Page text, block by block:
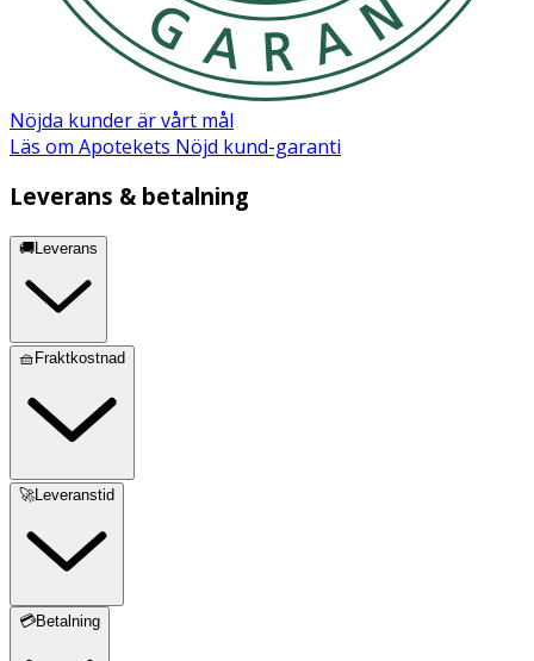
Nöjda kunder är vårt mål
Läs om Apotekets Nöjd kund-garanti
Leverans & betalning
🚚Leverans
🧺Fraktkostnad
🚀Leveranstid
💳Betalning